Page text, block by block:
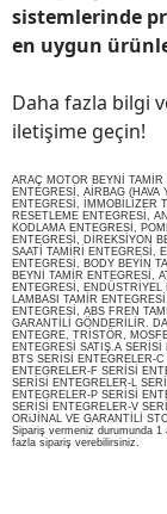
sistemlerinde
en uygun
Daha fazla bilgi
iletişime geçin!
ARAÇ MOTOR BEYNİ
ENTEGRESİ, AİRBAG (HAVA
ENTEGRESİ, İMMOBİLİZER
RESETLEME ENTEGRESİ,
KODLAMA ENTEGRESİ,
ENTEGRESİ, DİREKSİYON
SAATİ TAMİRİ ENTEGRESİ,
ENTEGRESİ, BODY BEYİN
BEYNİ TAMİR ENTEGRESİ,
ENTEGRESİ,
LAMBASI TAMİR
ENTEGRESİ, ABS FREN
GARANTİLİ GÖNDERİLİR.
ENTEGRE, TRİSTÖR,
ENTEGRESİ SATIŞ.A
BTS SERİSİ ENTEGRELER-
ENTEGRELER-F SERİSİ
SERİSİ ENTEGRELER-L
ENTEGRELER-P SERİSİ
SERİSİ ENTEGRELER-V
ORiJİNAL VE GARANTİLİ
Sipariş vermeniz durumunda
fazla sipariş verebilirsiniz.